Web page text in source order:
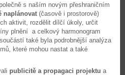
s naším novým přeshraničním
naplánovat (časově i prostorově)
aktivit, rozdělit dílčí úkoly, určit
plnění a celkový harmonogram
také byla podrobnější analýza
které mohou nastat a také
publicitě a propagaci projektu a